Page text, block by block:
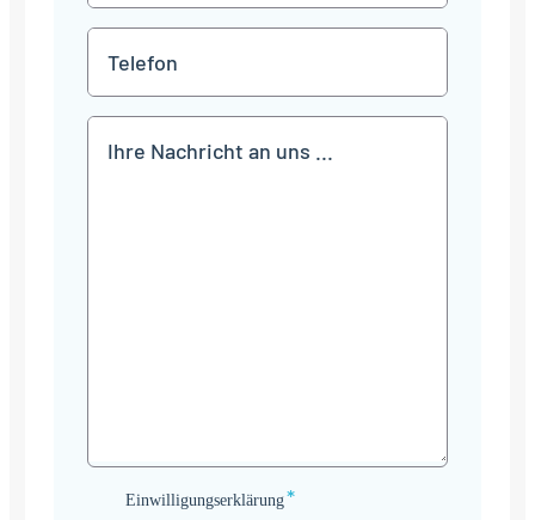
*
Einwilligungserklärung
Einwilligungserklärung*